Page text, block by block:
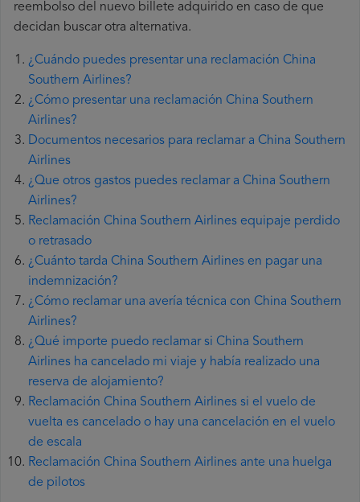
reembolso del nuevo billete adquirido en caso de que
decidan buscar otra alternativa.
¿Cuándo puedes presentar una reclamación China
Southern Airlines?
¿Cómo presentar una reclamación China Southern
Airlines?
Documentos necesarios para reclamar a China Southern
Airlines
¿Que otros gastos puedes reclamar a China Southern
Airlines?
Reclamación China Southern Airlines equipaje perdido
o retrasado
¿Cuánto tarda China Southern Airlines en pagar una
indemnización?
¿Cómo reclamar una avería técnica con China Southern
Airlines?
¿Qué importe puedo reclamar si China Southern
Airlines ha cancelado mi viaje y había realizado una
reserva de alojamiento?
Reclamación China Southern Airlines si el vuelo de
vuelta es cancelado o hay una cancelación en el vuelo
de escala
Reclamación China Southern Airlines ante una huelga
de pilotos